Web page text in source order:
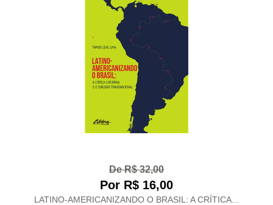
De R$ 32,00
Por R$ 16,00
LATINO-AMERICANIZANDO O BRASIL: A CRÍTICA...